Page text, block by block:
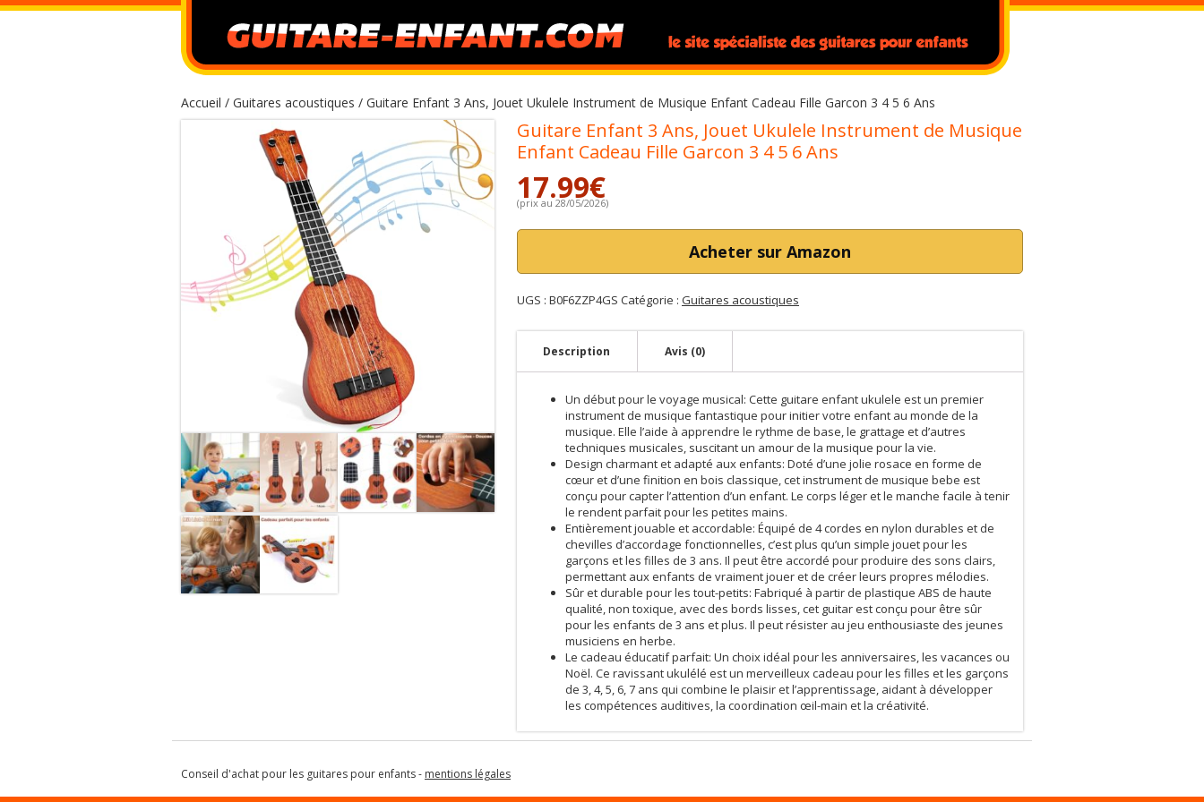
Accueil / Guitares acoustiques / Guitare Enfant 3 Ans, Jouet Ukulele Instrument de Musique Enfant Cadeau Fille Garcon 3 4 5 6 Ans
Guitare Enfant 3 Ans, Jouet Ukulele Instrument de Musique
Enfant Cadeau Fille Garcon 3 4 5 6 Ans
17.99€
(prix au 28/05/2026)
Acheter sur Amazon
UGS : B0F6ZZP4GS Catégorie : Guitares acoustiques
Description Avis (0)
Un début pour le voyage musical: Cette guitare enfant ukulele est un premier
instrument de musique fantastique pour initier votre enfant au monde de la
musique. Elle l’aide à apprendre le rythme de base, le grattage et d’autres
techniques musicales, suscitant un amour de la musique pour la vie.
Design charmant et adapté aux enfants: Doté d’une jolie rosace en forme de
cœur et d’une finition en bois classique, cet instrument de musique bebe est
conçu pour capter l’attention d’un enfant. Le corps léger et le manche facile à tenir
le rendent parfait pour les petites mains.
Entièrement jouable et accordable: Équipé de 4 cordes en nylon durables et de
chevilles d’accordage fonctionnelles, c’est plus qu’un simple jouet pour les
garçons et les filles de 3 ans. Il peut être accordé pour produire des sons clairs,
permettant aux enfants de vraiment jouer et de créer leurs propres mélodies.
Sûr et durable pour les tout-petits: Fabriqué à partir de plastique ABS de haute
qualité, non toxique, avec des bords lisses, cet guitar est conçu pour être sûr
pour les enfants de 3 ans et plus. Il peut résister au jeu enthousiaste des jeunes
musiciens en herbe.
Le cadeau éducatif parfait: Un choix idéal pour les anniversaires, les vacances ou
Noël. Ce ravissant ukulélé est un merveilleux cadeau pour les filles et les garçons
de 3, 4, 5, 6, 7 ans qui combine le plaisir et l’apprentissage, aidant à développer
les compétences auditives, la coordination œil-main et la créativité.
Conseil d'achat pour les guitares pour enfants - mentions légales